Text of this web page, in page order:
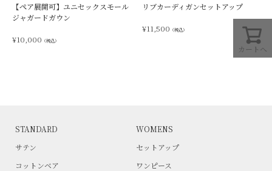
カートへ
【ペア展開可】ユニセックスモール
ジャガードガウン
¥10,000 （税込）
リブカーディガンセットアップ
¥11,500 （税込）
STANDARD
サテン
コットンベア
WOMENS
セットアップ
ワンピース